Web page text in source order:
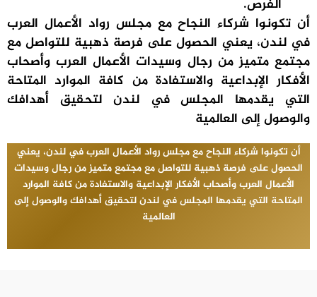
الفرص.
أن تكونوا شركاء النجاح مع مجلس رواد الأعمال العرب
في لندن، يعني الحصول على فرصة ذهبية للتواصل مع
مجتمع متميز من رجال وسيدات الأعمال العرب وأصحاب
الأفكار الإبداعية والاستفادة من كافة الموارد المتاحة
التي يقدمها المجلس في لندن لتحقيق أهدافك
والوصول إلى العالمية
أن تكونوا شركاء النجاح مع مجلس رواد الأعمال العرب في لندن، يعني
الحصول على فرصة ذهبية للتواصل مع مجتمع متميز من رجال وسيدات
الأعمال العرب وأصحاب الأفكار الإبداعية والاستفادة من كافة الموارد
المتاحة التي يقدمها المجلس في لندن لتحقيق أهدافك والوصول إلى
العالمية